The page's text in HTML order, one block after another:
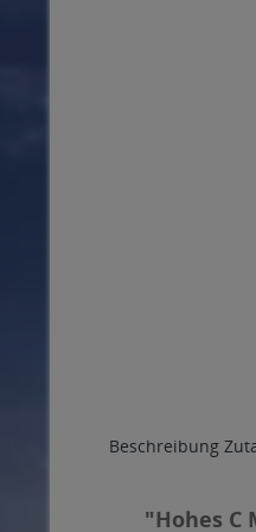
Beschreibung
"Hohes C